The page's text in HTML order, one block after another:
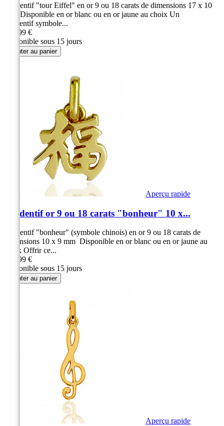
Pendentif "tour Eiffel" en or 9 ou 18 carats de dimensions 17 x 10
mm Disponible en or blanc ou en or jaune au choix Un
pendentif symbole...
139,99 €
Disponible sous 15 jours
Ajouter au panier
Aperçu rapide
Pendentif or 9 ou 18 carats "bonheur" 10 x...
Pendentif "bonheur" (symbole chinois) en or 9 ou 18 carats de
dimensions 10 x 9 mm Disponible en or blanc ou en or jaune au
choix Offrir ce...
139,99 €
Disponible sous 15 jours
Ajouter au panier
Aperçu rapide